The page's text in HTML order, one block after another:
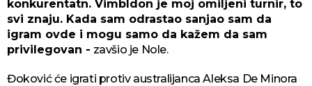
konkurentatn. Vimbldon je moj omiljeni turnir, to
svi znaju. Kada sam odrastao sanjao sam da
igram ovde i mogu samo da kažem da sam
privilegovan - zavšio je Nole.
Đoković će igrati protiv australijanca Aleksa De Minora